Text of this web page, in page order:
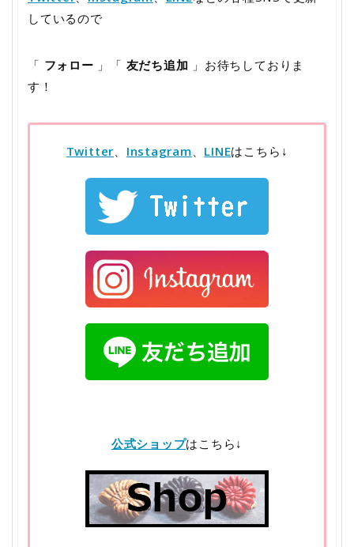
しているので
「 フォロー 」「 友だち追加 」お待ちしておりま
す！
Twitter Instagram LINEはこちら↓
公式ショップはこちら↓